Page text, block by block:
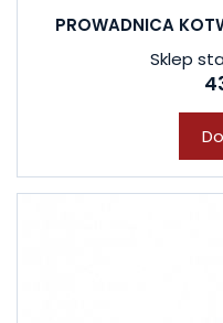
PROWADNICA
Sklep